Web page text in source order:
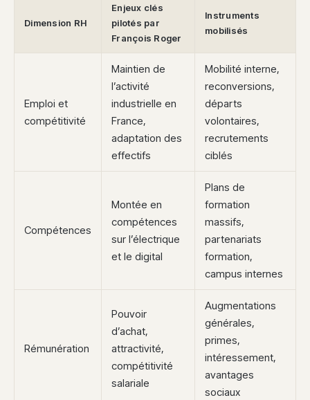
Dimension RH
Enjeux clés
pilotés par
François Roger
Instruments
mobilisés
Emploi et
compétitivité
Maintien de
l’activité
industrielle en
France,
adaptation des
effectifs
Mobilité interne,
reconversions,
départs
volontaires,
recrutements
ciblés
Compétences
Montée en
compétences
sur l’électrique
et le digital
Plans de
formation
massifs,
partenariats
formation,
campus internes
Rémunération
Pouvoir
d’achat,
attractivité,
compétitivité
salariale
Augmentations
générales,
primes,
intéressement,
avantages
sociaux